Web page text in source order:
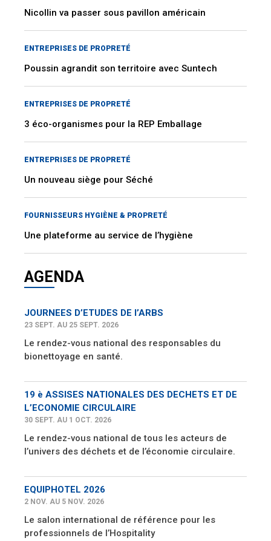
Nicollin va passer sous pavillon américain
ENTREPRISES DE PROPRETÉ
Poussin agrandit son territoire avec Suntech
ENTREPRISES DE PROPRETÉ
3 éco-organismes pour la REP Emballage
ENTREPRISES DE PROPRETÉ
Un nouveau siège pour Séché
FOURNISSEURS HYGIÈNE & PROPRETÉ
Une plateforme au service de l’hygiène
AGENDA
JOURNEES D’ETUDES DE l’ARBS
23 SEPT. AU 25 SEPT. 2026
Le rendez-vous national des responsables du
bionettoyage en santé.
19 è ASSISES NATIONALES DES DECHETS ET DE
L’ECONOMIE CIRCULAIRE
30 SEPT. AU 1 OCT. 2026
Le rendez-vous national de tous les acteurs de
l’univers des déchets et de l’économie circulaire.
EQUIPHOTEL 2026
2 NOV. AU 5 NOV. 2026
Le salon international de référence pour les
professionnels de l’Hospitality